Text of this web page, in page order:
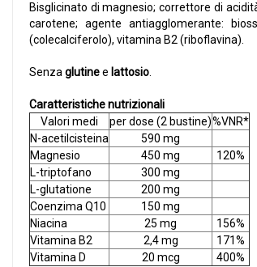
Bisglicinato di magnesio; correttore di
carotene; agente antiagglomerante:
(colecalciferolo), vitamina B2 (riboflavina).
Senza glutinee lattosio
Caratteristiche nutrizionali
Valori medi
per dose (2 bustine)%VNR*
N-acetilcisteina
590 mg
Magnesio
450 mg
120%
L-triptofano
300 mg
L-glutatione
200 mg
Coenzima Q10
150 mg
Niacina
25 mg
156%
Vitamina B2
2,4 mg
171%
Vitamina D
20 mcg
400%